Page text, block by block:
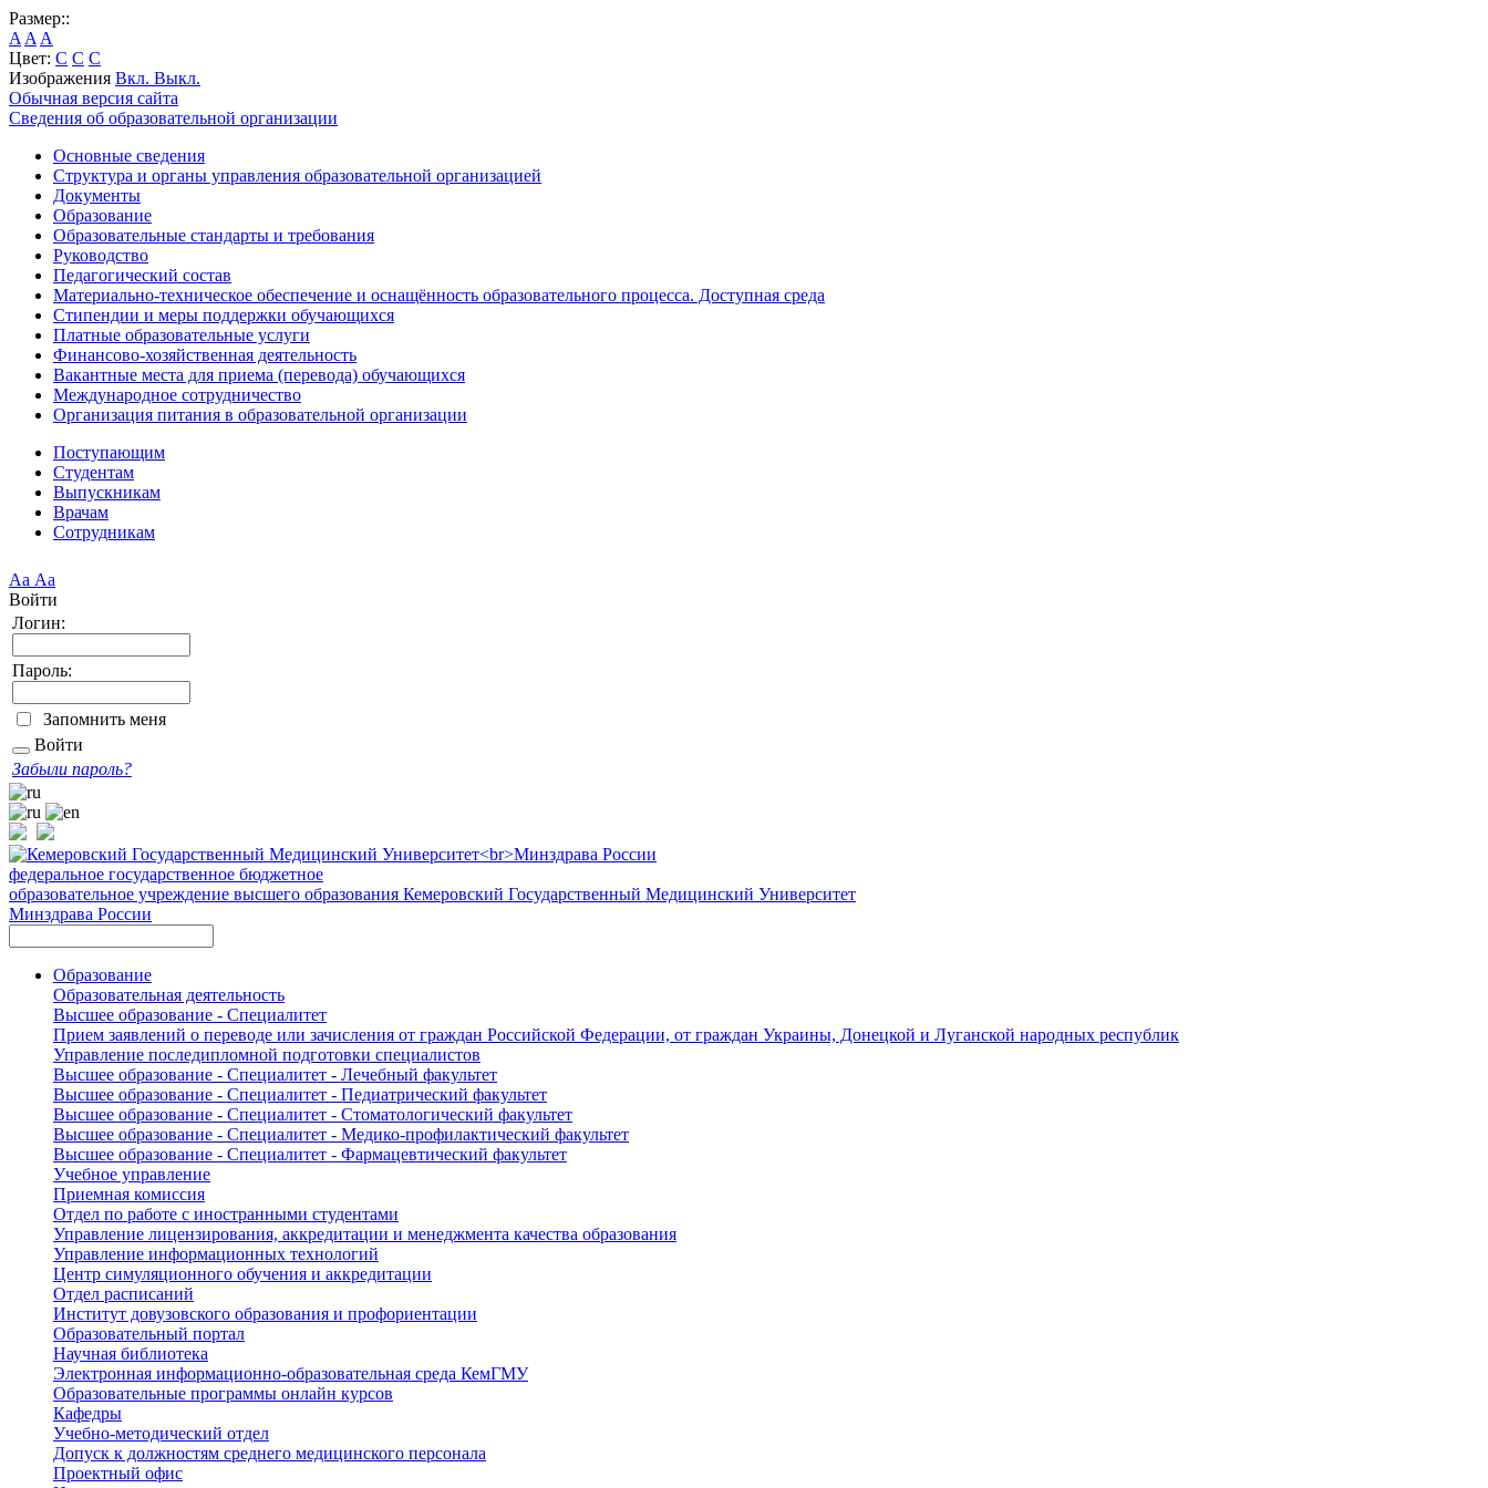
Размер::
A A A
Цвет: C C C
Изображения Вкл. Выкл.
Обычная версия сайта
Сведения об образовательной организации
Основные сведения
Структура и органы управления образовательной организацией
Документы
Образование
Образовательные стандарты и требования
Руководство
Педагогический состав
Материально-техническое обеспечение и оснащённость образовательного процесса. Доступная среда
Стипендии и меры поддержки обучающихся
Платные образовательные услуги
Финансово-хозяйственная деятельность
Вакантные места для приема (перевода) обучающихся
Международное сотрудничество
Организация питания в образовательной организации
Поступающим
Студентам
Выпускникам
Врачам
Сотрудникам
Аа Аа
Войти
Логин:
Пароль:
Запомнить меня
Войти
Забыли пароль?
федеральное государственное бюджетное
образовательное учреждение высшего образования Кемеровский Государственный Медицинский Университет
Минздрава России
Образование
Образовательная деятельность
Высшее образование - Специалитет
Прием заявлений о переводе или зачисления от граждан Российской Федерации, от граждан Украины, Донецкой и Луганской народных республик
Управление последипломной подготовки специалистов
Высшее образование - Специалитет - Лечебный факультет
Высшее образование - Специалитет - Педиатрический факультет
Высшее образование - Специалитет - Стоматологический факультет
Высшее образование - Специалитет - Медико-профилактический факультет
Высшее образование - Специалитет - Фармацевтический факультет
Учебное управление
Приемная комиссия
Отдел по работе с иностранными студентами
Управление лицензирования, аккредитации и менеджмента качества образования
Управление информационных технологий
Центр симуляционного обучения и аккредитации
Отдел расписаний
Институт довузовского образования и профориентации
Образовательный портал
Научная библиотека
Электронная информационно-образовательная среда КемГМУ
Образовательные программы онлайн курсов
Кафедры
Учебно-методический отдел
Допуск к должностям среднего медицинского персонала
Проектный офис